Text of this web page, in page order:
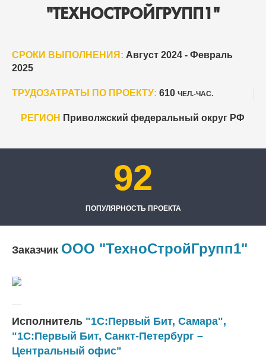
"ТЕХНОСТРОЙГРУПП1"
СРОКИ ВЫПОЛНЕНИЯ: Август 2024 - Февраль
2025
ТРУДОЗАТРАТЫ ПО ПРОЕКТУ: 610 ЧЕЛ.-ЧАС.
РЕГИОН Приволжский федеральный округ РФ
92
ПОПУЛЯРНОСТЬ ПРОЕКТА
Заказчик ООО "ТехноСтройГрупп1"
Исполнитель "1С:Первый Бит, Самара",
"1С:Первый Бит, Санкт-Петербург –
Центральный офис"